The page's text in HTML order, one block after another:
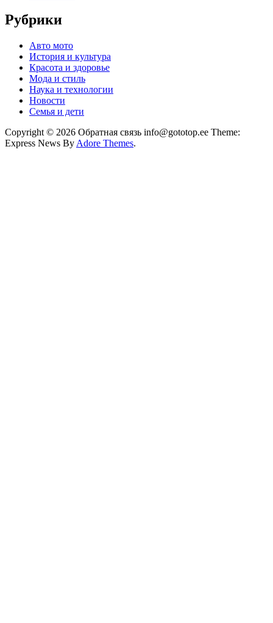
Рубрики
Авто мото
История и культура
Красота и здоровье
Мода и стиль
Наука и технологии
Новости
Семья и дети
Copyright © 2026 Обратная связь info@gototop.ee Theme:
Express News By Adore Themes.